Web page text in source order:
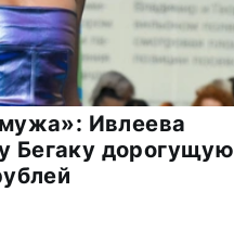
Ивлеева
Бегаку дорогущую